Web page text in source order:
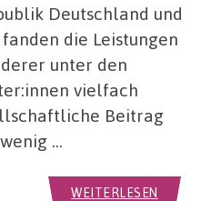
Deutschland und
die Leistungen
unter den
vielfach
Beitrag
…
WEITERLESEN